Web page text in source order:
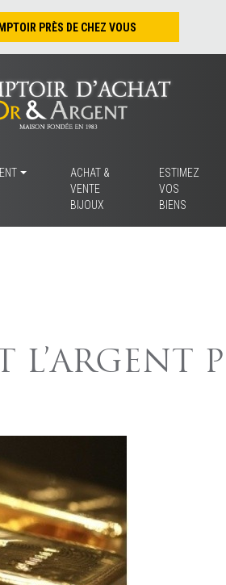
PRÈS DE CHEZ VOUS
– Jean-Jacques Rousseau
Nantes – Saint-Pierre
Les Sables-d’Olonne
La Rochelle
La Roche/Yon
Rennes
ACHAT &
VENTE
BIJOUX
ESTIMEZ
VOS
BIENS
L’ARGENT